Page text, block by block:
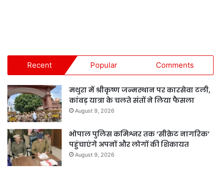
Recent Popular Comments
मथुरा में श्रीकृष्ण जन्मस्थान पर कारसेवा टली,
कांवड़ यात्रा के चलते संतों ने लिया फैसला
August 9, 2026
भोपाल पुलिस कमिश्नर तक ‘सीक्रेट नागरिक’
पहुंचाएंगे अपनों और लोगों की शिकायत
August 9, 2026